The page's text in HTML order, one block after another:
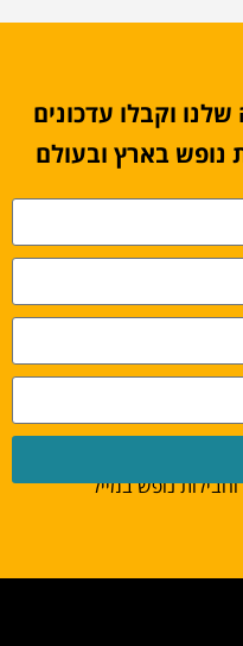
וקבלו עדכונים
נופש בארץ ובעולם
נופש במייל